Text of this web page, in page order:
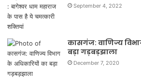
September 4, 2022
कासगंज: वाणिज्य
बड़ा गड़बड़झाला
December 7, 2020